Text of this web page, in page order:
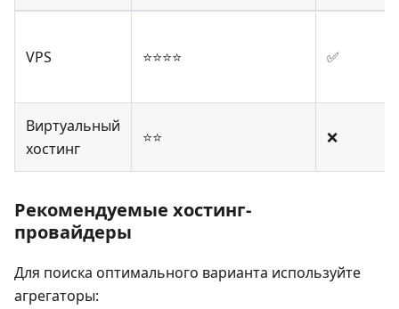
VPS ⭐⭐⭐⭐ ✅
Виртуальный
хостинг
⭐⭐ ❌
Рекомендуемые хостинг-
провайдеры
Для поиска оптимального варианта используйте
агрегаторы: